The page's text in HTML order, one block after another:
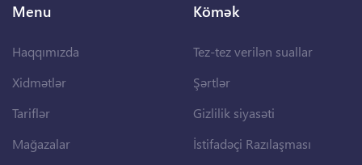
Menu
Haqqımızda
Xidmətlər
Tariflər
Mağazalar
Kömək
Tez-tez verilən suallar
Şərtlər
Gizlilik siyasəti
İstifadəçi Razılaşması